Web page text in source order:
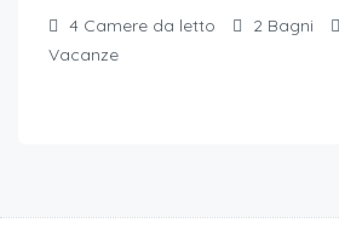
4 Camere da letto 2 Bagni
Vacanze